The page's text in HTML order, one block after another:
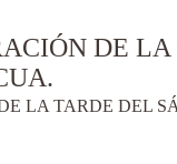
DE
LA TARDE DEL